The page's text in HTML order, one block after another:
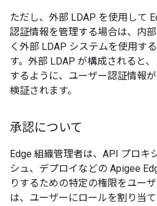
ただし、外部 LDAP を使用して
認証情報を管理する場合は、内
く外部 LDAP システムを使用す
す。外部 LDAP が構成されると
するように、ユーザー認証情報
検証されます。
承認について
Edge 組織管理者は、API プロキ
シュ、デプロイなどの Apigee
りするための特定の権限をユー
は、ユーザーにロールを割り当て